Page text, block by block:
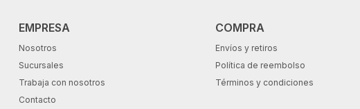
EMPRESA
Nosotros
Sucursales
Trabaja con nosotros
Contacto
COMPRA
Envíos y retiros
Política de reembolso
Términos y condiciones